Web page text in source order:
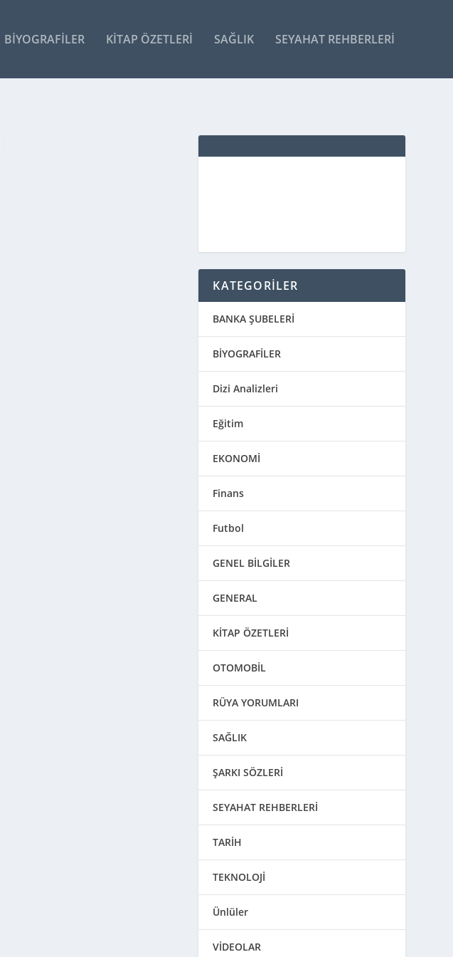
BIYOGRAFILER KITAP ÖZETLERI SAĞLIK SEYAHAT REHBERLERI
KATEGORİLER
BANKA ŞUBELERİ
BİYOGRAFİLER
Dizi Analizleri
Eğitim
EKONOMİ
Finans
Futbol
GENEL BİLGİLER
GENERAL
KİTAP ÖZETLERİ
OTOMOBİL
RÜYA YORUMLARI
SAĞLIK
ŞARKI SÖZLERİ
SEYAHAT REHBERLERİ
TARİH
TEKNOLOJİ
Ünlüler
VİDEOLAR